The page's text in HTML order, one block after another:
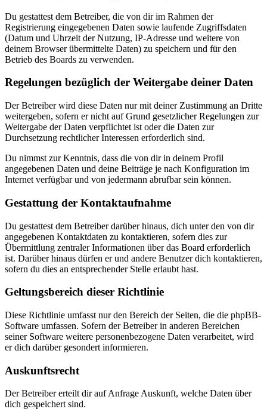
Du gestattest dem Betreiber, die von dir im Rahmen der
Registrierung eingegebenen Daten sowie laufende Zugriffsdaten
(Datum und Uhrzeit der Nutzung, IP-Adresse und weitere von
deinem Browser übermittelte Daten) zu speichern und für den
Betrieb des Boards zu verwenden.
Regelungen bezüglich der Weitergabe deiner Daten
Der Betreiber wird diese Daten nur mit deiner Zustimmung an Dritte
weitergeben, sofern er nicht auf Grund gesetzlicher Regelungen zur
Weitergabe der Daten verpflichtet ist oder die Daten zur
Durchsetzung rechtlicher Interessen erforderlich sind.
Du nimmst zur Kenntnis, dass die von dir in deinem Profil
angegebenen Daten und deine Beiträge je nach Konfiguration im
Internet verfügbar und von jedermann abrufbar sein können.
Gestattung der Kontaktaufnahme
Du gestattest dem Betreiber darüber hinaus, dich unter den von dir
angegebenen Kontaktdaten zu kontaktieren, sofern dies zur
Übermittlung zentraler Informationen über das Board erforderlich
ist. Darüber hinaus dürfen er und andere Benutzer dich kontaktieren,
sofern du dies an entsprechender Stelle erlaubt hast.
Geltungsbereich dieser Richtlinie
Diese Richtlinie umfasst nur den Bereich der Seiten, die die phpBB-
Software umfassen. Sofern der Betreiber in anderen Bereichen
seiner Software weitere personenbezogene Daten verarbeitet, wird
er dich darüber gesondert informieren.
Auskunftsrecht
Der Betreiber erteilt dir auf Anfrage Auskunft, welche Daten über
dich gespeichert sind.